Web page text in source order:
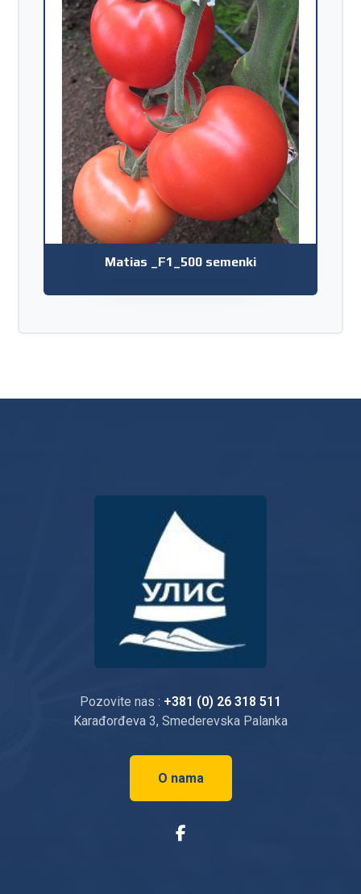
Matias _F1_500 semenki
Pozovite nas : +381 (0) 26 318 511
Karađorđeva 3, Smederevska Palanka
O nama